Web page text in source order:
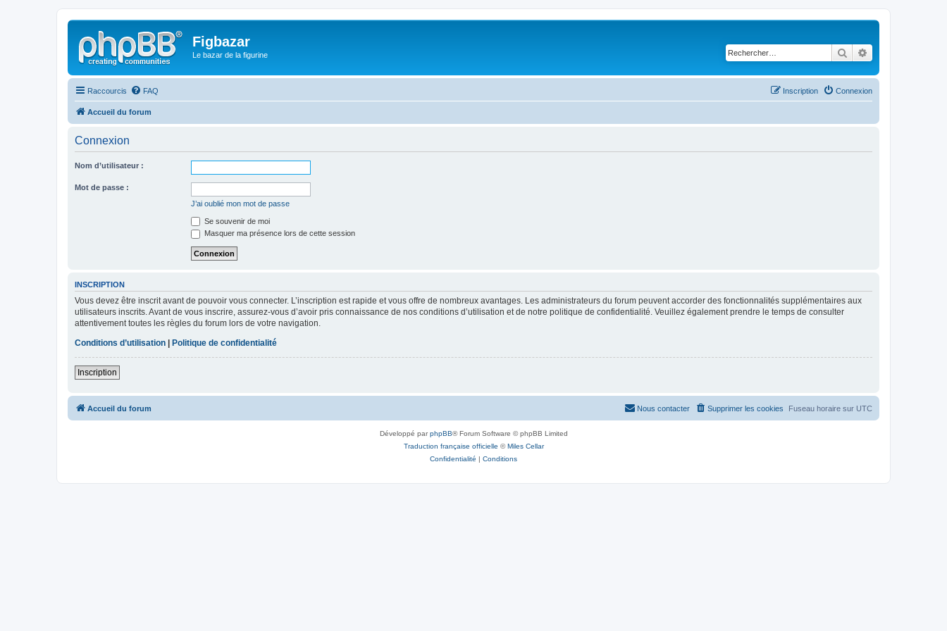
Figbazar
Le bazar de la figurine Rechercher
Raccourcis FAQ Connexion
Inscription
Accueil du forum
Connexion
Nom d’utilisateur :
Mot de passe :
J’ai oublié mon mot de passe
Se souvenir de moi
Masquer ma présence lors de cette session
INSCRIPTION
Vous devez être inscrit avant de pouvoir vous connecter. L’inscription est rapide et vous offre de nombreux avantages. Les administrateurs du forum peuvent accorder des fonctionnalités supplémentaires aux
utilisateurs inscrits. Avant de vous inscrire, assurez-vous d’avoir pris connaissance de nos conditions d’utilisation et de notre politique de confidentialité. Veuillez également prendre le temps de consulter
attentivement toutes les règles du forum lors de votre navigation.
Conditions d’utilisation
Politique de confidentialité
Inscription
Accueil du forum Fuseau horaire sur UTC
Supprimer les cookies
Nous contacter
Développé parphpBB® Forum Software © phpBB Limited
Traduction française officielle ©Miles Cellar
Confidentialité | Conditions